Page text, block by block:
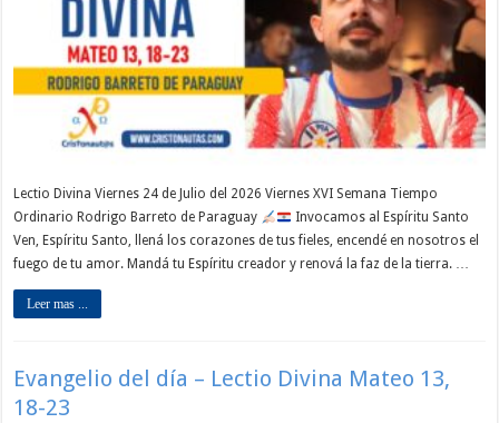
Lectio Divina Viernes 24 de Julio del 2026 Viernes XVI Semana Tiempo
Ordinario Rodrigo Barreto de Paraguay
Invocamos al Espíritu Santo
Ven, Espíritu Santo, llená los corazones de tus fieles, encendé en nosotros el
fuego de tu amor. Mandá tu Espíritu creador y renová la faz de la tierra. …
Leer mas ...
Evangelio del día – Lectio Divina Mateo 13,
18-23